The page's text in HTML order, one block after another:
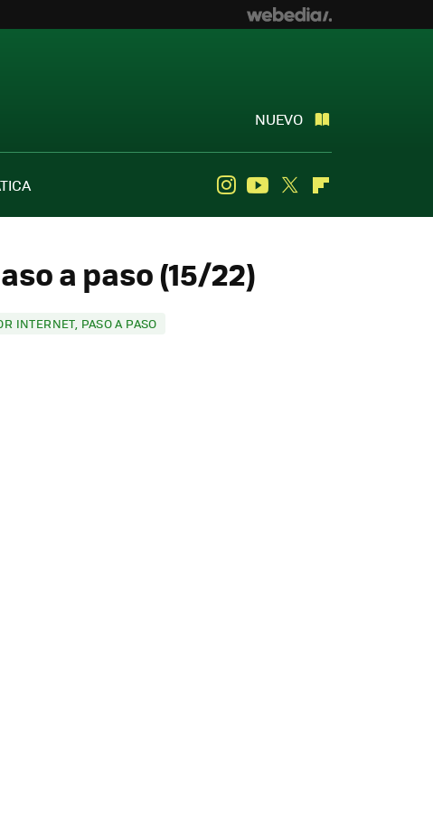
NUEVO
InstagramYoutube
Twitter
a paso (15/22)
INTERNET, PASO A PASO